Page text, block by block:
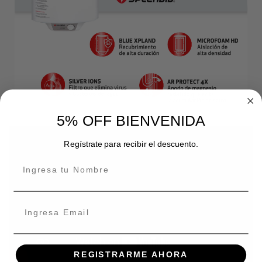
5% OFF BIENVENIDA
Regístrate para recibir el descuento.
REGISTRARME AHORA